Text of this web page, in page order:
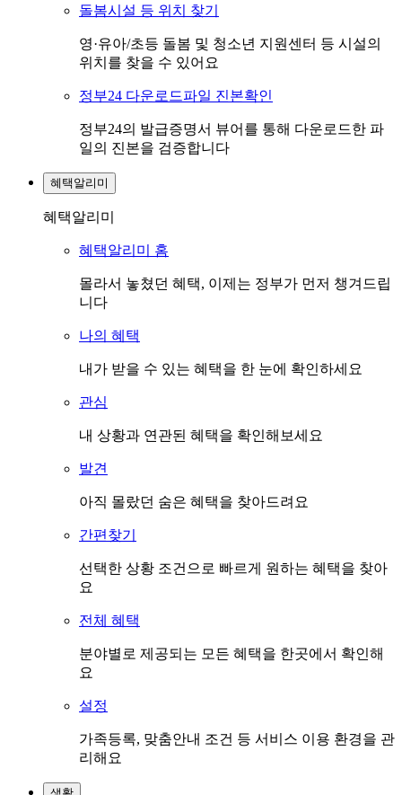
돌봄시설 등 위치 찾기
영·유아/초등 돌봄 및 청소년 지원센터 등 시설의
위치를 찾을 수 있어요
정부24 다운로드파일 진본확인
정부24의 발급증명서 뷰어를 통해 다운로드한 파
일의 진본을 검증합니다
혜택알리미
혜택알리미
혜택알리미 홈
몰라서 놓쳤던 혜택, 이제는 정부가 먼저 챙겨드립
니다
나의 혜택
내가 받을 수 있는 혜택을 한 눈에 확인하세요
관심
내 상황과 연관된 혜택을 확인해보세요
발견
아직 몰랐던 숨은 혜택을 찾아드려요
간편찾기
선택한 상황 조건으로 빠르게 원하는 혜택을 찾아
요
전체 혜택
분야별로 제공되는 모든 혜택을 한곳에서 확인해
요
설정
가족등록, 맞춤안내 조건 등 서비스 이용 환경을 관
리해요